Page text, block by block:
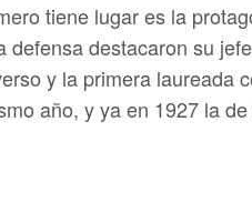
tiene lugar es la
destacaron su
y la primera laureada
año, y ya en 1927 la